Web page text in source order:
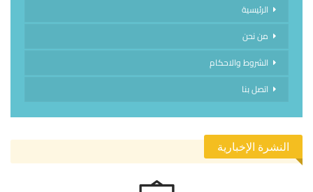
الرئيسية
من نحن
الشروط والاحكام
اتصل بنا
النشرة الإخبارية